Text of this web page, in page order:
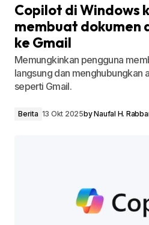
Copilot di Windows
membuat dokumen
ke Gmail
Memungkinkan pengguna
langsung dan menghubungkan
seperti Gmail.
Berita 13 Okt 2025byNaufal H.